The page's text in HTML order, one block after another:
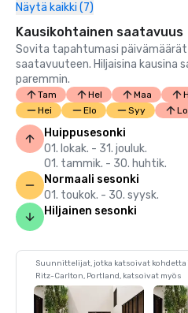
Näytä kaikki (7)
Kausikohtainen saatavuus
Sovita tapahtumasi
saatavuuteen. Hiljaisina kausina
paremmin.
Tam Hel Maa
Hei
Elo Syy
Huippusesonki
01. lokak. - 31. jouluk.
01. tammik. - 30. huhtik.
Normaali sesonki
01. toukok. - 30. syysk.
Hiljainen sesonki
Suunnittelijat, jotka katsoivat kohdetta
Ritz-Carlton, Portland, katsoivat myös